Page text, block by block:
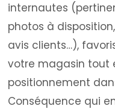
internautes
photos à
avis clients…),
votre magasin tout
positionnement
Conséquence qui